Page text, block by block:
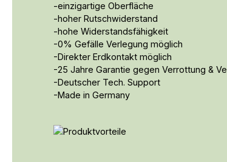
-einzigartige Oberfläche
-hoher Rutschwiderstand
-hohe Widerstandsfähigkeit
-0% Gefälle Verlegung möglich
-Direkter Erdkontakt möglich
-25 Jahre Garantie gegen Verrottung &
-Deutscher Tech. Support
-Made in Germany